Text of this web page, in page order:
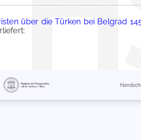
über die Türken bei Belgrad